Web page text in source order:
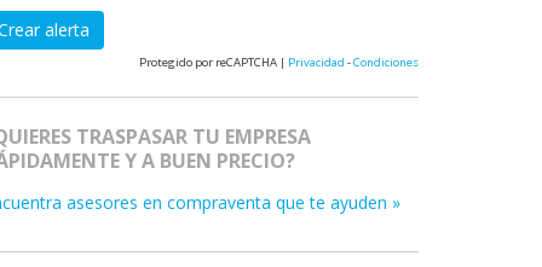
alerta
Protegido por reCAPTCHA | Privacidad -Condiciones
TRASPASAR TU EMPRESA
Y A BUEN PRECIO?
asesores en compraventa que te ayuden »